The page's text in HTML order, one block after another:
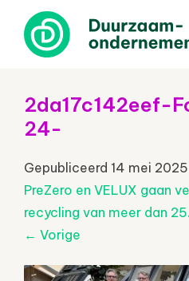
2da17c142eef-
24-
Gepubliceerd 14 mei 2025
PreZero en VELUX gaan
recycling van meer dan
← Vorige